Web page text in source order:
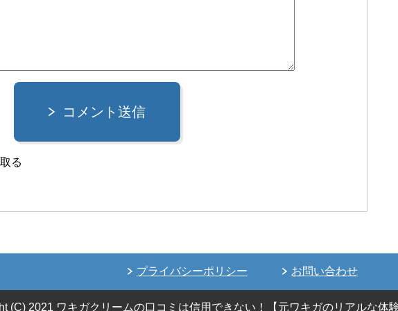
コメント送信
る
プライバシーポリシー お問い合わせ
(C) 2021 ワキガクリームの口コミは信用できない！【元ワキガのリアルな体